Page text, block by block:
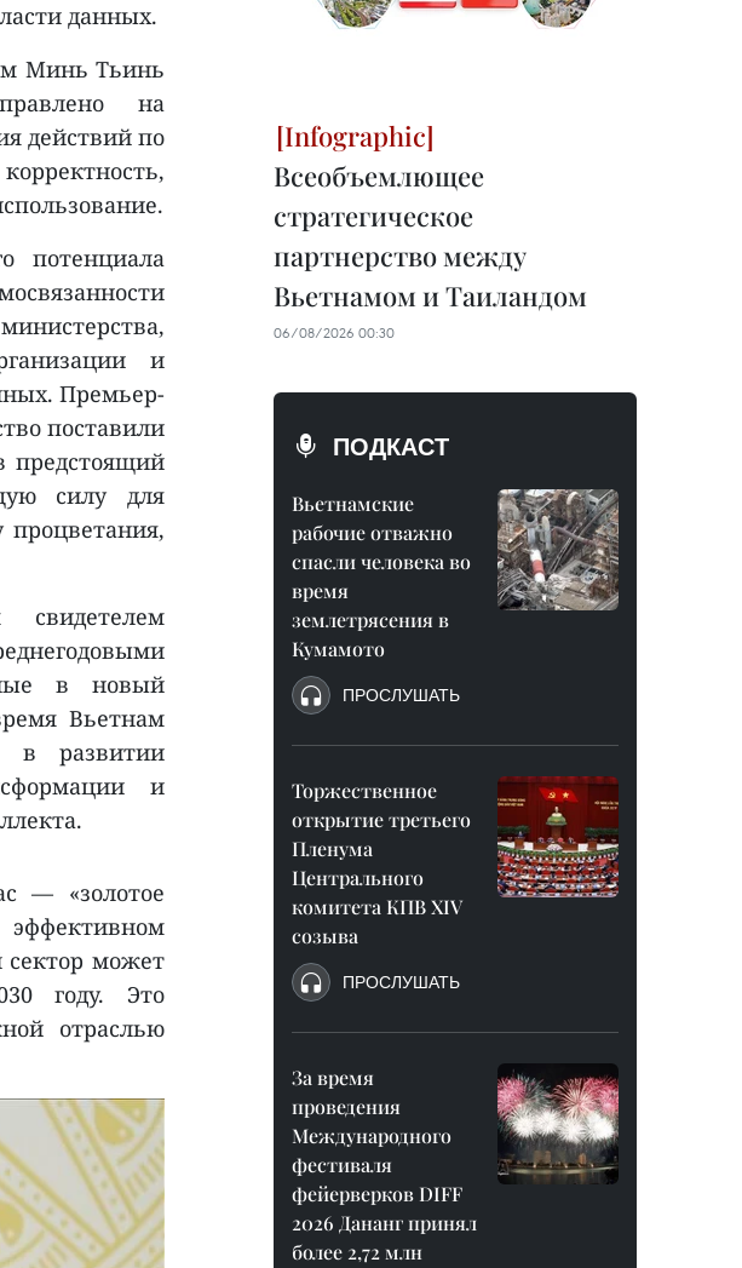
данных.
Минь Тьинь
на
действий по
потенциала
и
Премьер-
поставили
предстоящий
силу для
в новый
Вьетнам
в развитии
и
— «золотое
может
году. Это
отраслью
Всеобъемлющее
стратегическое
партнерство между
Вьетнамом и Таиландом
06/08/2026 00:30
ПОДКАСТ
Вьетнамские
рабочие отважно
спасли человека во
время
землетрясения в
Кумамото
ПРОСЛУШАТЬ
Торжественное
открытие третьего
Пленума
Центрального
комитета КПВ XIV
созыва
ПРОСЛУШАТЬ
За время
проведения
Международного
фестиваля
фейерверков DIFF
2026 Дананг принял
более 2,72 млн